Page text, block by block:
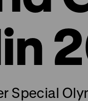
Special